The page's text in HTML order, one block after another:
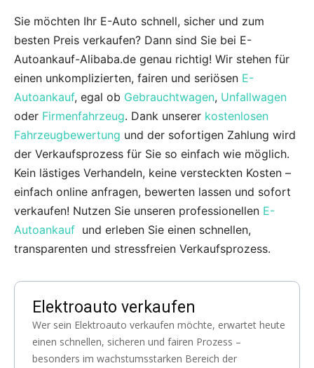
Sie möchten Ihr E-Auto schnell, sicher und zum
besten Preis verkaufen? Dann sind Sie bei E-
Autoankauf-Alibaba.de genau richtig! Wir stehen für
einen unkomplizierten, fairen und seriösen E-
Autoankauf, egal ob Gebrauchtwagen, Unfallwagen
oder Firmenfahrzeug. Dank unserer kostenlosen
Fahrzeugbewertung und der sofortigen Zahlung wird
der Verkaufsprozess für Sie so einfach wie möglich.
Kein lästiges Verhandeln, keine versteckten Kosten –
einfach online anfragen, bewerten lassen und sofort
verkaufen! Nutzen Sie unseren professionellen E-
Autoankauf und erleben Sie einen schnellen,
transparenten und stressfreien Verkaufsprozess.
Elektroauto verkaufen
Wer sein Elektroauto verkaufen möchte, erwartet heute
einen schnellen, sicheren und fairen Prozess –
besonders im wachstumsstarken Bereich der